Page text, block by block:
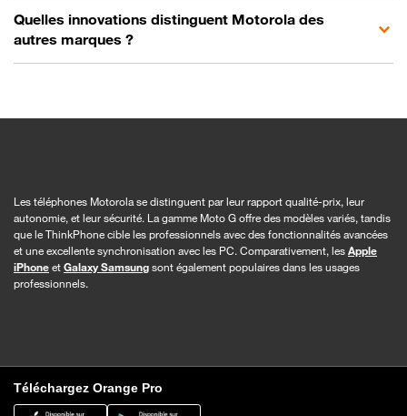
Quelles innovations distinguent Motorola des
autres marques ?
Les téléphones Motorola se distinguent par leur rapport qualité-prix, leur
autonomie, et leur sécurité. La gamme Moto G offre des modèles variés, tandis
que le ThinkPhone cible les professionnels avec des fonctionnalités avancées
et une excellente synchronisation avec les PC. Comparativement, les Apple
iPhone et Galaxy Samsung sont également populaires dans les usages
professionnels.
Téléchargez Orange Pro